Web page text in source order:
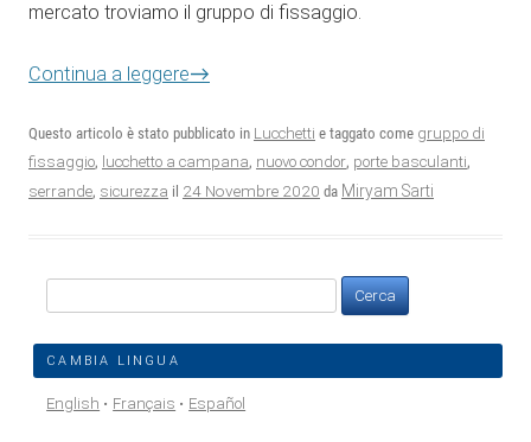
mercato troviamo il gruppo di fissaggio.
Continua a leggere→
Questo articolo è stato pubblicato in Lucchetti e taggato come gruppo di
fissaggio, lucchetto a campana, nuovo condor, porte basculanti,
serrande, sicurezza il 24 Novembre 2020 da Miryam Sarti
per:
CAMBIA LINGUA
English Français Español